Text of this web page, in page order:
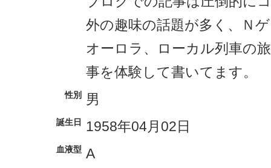
外の趣味の話題が多く、Ｎ
オーロラ、ローカル列車の
事を体験して書いてます。
性別 男
誕生日 1958年04月02日
血液型 A